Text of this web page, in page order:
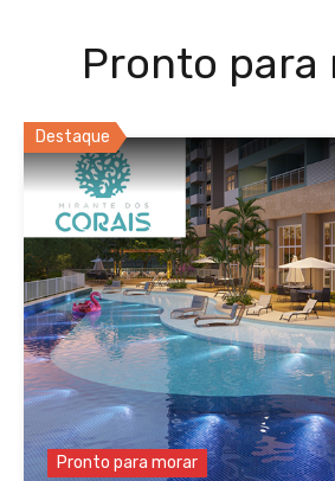
Pronto para
Destaque
Pronto para morar